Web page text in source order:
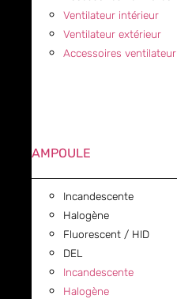
Ventilateur intérieur
Ventilateur extérieur
Accessoires ventilateur
AMPOULE
Incandescente
Halogène
Fluorescent / HID
DEL
Incandescente
Halogène